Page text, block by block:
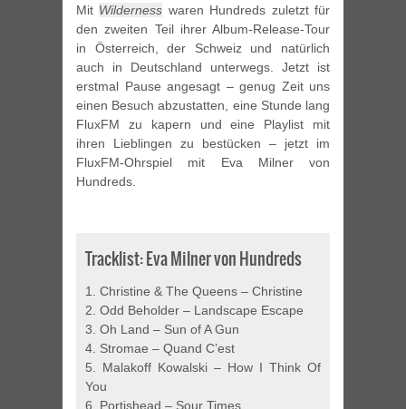
Mit Wilderness waren Hundreds zuletzt für
den zweiten Teil ihrer Album-Release-Tour
in Österreich, der Schweiz und natürlich
auch in Deutschland unterwegs. Jetzt ist
erstmal Pause angesagt – genug Zeit uns
einen Besuch abzustatten, eine Stunde lang
FluxFM zu kapern und eine Playlist mit
ihren Lieblingen zu bestücken – jetzt im
FluxFM-Ohrspiel mit Eva Milner von
Hundreds.
Tracklist: Eva Milner von Hundreds
1. Christine & The Queens – Christine
2. Odd Beholder – Landscape Escape
3. Oh Land – Sun of A Gun
4. Stromae – Quand C’est
5. Malakoff Kowalski – How I Think Of
You
6. Portishead – Sour Times